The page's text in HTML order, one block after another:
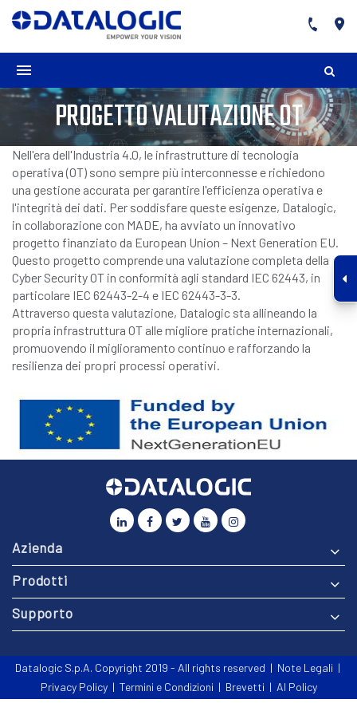
PROGETTO VALUTAZIONE OT
Nell'era dell'Industria 4.0, le infrastrutture di tecnologia
operativa (OT) sono sempre più interconnesse e richiedono
una gestione accurata per garantire l'efficienza operativa e
l'integrità dei dati. Per soddisfare queste esigenze, Datalogic,
in collaborazione con MADE, ha avviato un innovativo
progetto finanziato da European Union – Next Generation EU.
Questo progetto comprende una valutazione completa della
Cyber Security OT in conformità agli standard IEC 62443, in
particolare IEC 62443-2-4 e IEC 62443-3-3.
Attraverso questa valutazione, Datalogic sta allineando la
propria infrastruttura OT alle migliore pratiche internazionali,
promuovendo il miglioramento continuo e rafforzando la
resilienza dei propri processi operativi.
Azienda
Prodotti
Supporto
Datalogic S.p.A. Copyright 2019 - All rights reserved | Note Legali |
Privacy Policy| Termini e Condizioni | Brevetti | AI Policy